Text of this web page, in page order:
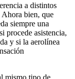
a distintos
Ahora bien, que
siempre una
procede asistencia,
y si la aerolínea
mismo tipo de